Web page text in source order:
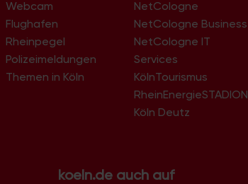
Webcam
Flughafen
Rheinpegel
Polizeimeldungen
Themen in Köln
NetCologne
NetCologne Business
NetCologne IT
Services
KölnTourismus
RheinEnergieSTADION
Köln Deutz
koeln.de auch auf